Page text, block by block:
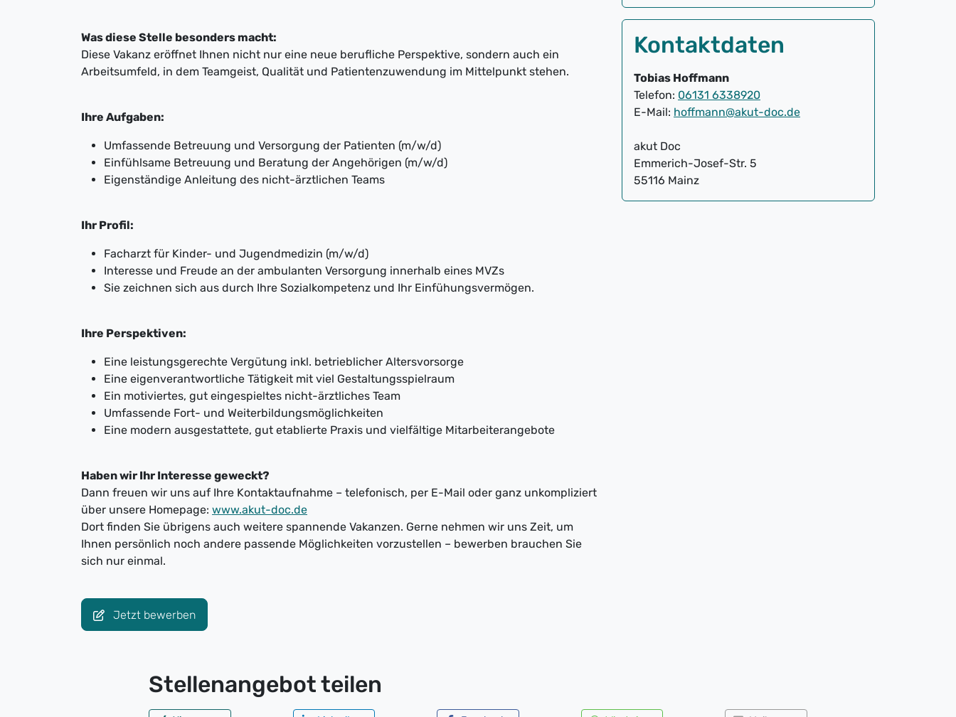
Was diese Stelle besonders macht:
Diese Vakanz eröffnet Ihnen nicht nur eine neue berufliche Perspektive, sondern auch ein
Arbeitsumfeld, in dem Teamgeist, Qualität und Patientenzuwendung im Mittelpunkt stehen.
Ihre Aufgaben:
Umfassende Betreuung und Versorgung der Patienten (m/w/d)
Einfühlsame Betreuung und Beratung der Angehörigen (m/w/d)
Eigenständige Anleitung des nicht-ärztlichen Teams
Ihr Profil:
Facharzt für Kinder- und Jugendmedizin (m/w/d)
Interesse und Freude an der ambulanten Versorgung innerhalb eines MVZs
Sie zeichnen sich aus durch Ihre Sozialkompetenz und Ihr Einfühungsvermögen.
Ihre Perspektiven:
Eine leistungsgerechte Vergütung inkl. betrieblicher Altersvorsorge
Eine eigenverantwortliche Tätigkeit mit viel Gestaltungsspielraum
Ein motiviertes, gut eingespieltes nicht-ärztliches Team
Umfassende Fort- und Weiterbildungsmöglichkeiten
Eine modern ausgestattete, gut etablierte Praxis und vielfältige Mitarbeiterangebote
Haben wir Ihr Interesse geweckt?
Dann freuen wir uns auf Ihre Kontaktaufnahme – telefonisch, per E-Mail oder ganz unkompliziert
über unsere Homepage: www.akut-doc.de
Dort finden Sie übrigens auch weitere spannende Vakanzen. Gerne nehmen wir uns Zeit, um
Ihnen persönlich noch andere passende Möglichkeiten vorzustellen – bewerben brauchen Sie
sich nur einmal.
Kontaktdaten
Tobias Hoffmann
Telefon: 06131 6338920
E-Mail: hoffmann@akut-doc.de
akut Doc
Emmerich-Josef-Str. 5
55116 Mainz
Jetzt bewerben
Stellenangebot teilen